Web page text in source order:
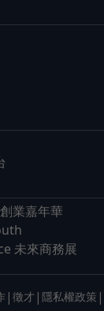
業嘉年華
未來商務展
| 徵才 | 隱私權政策 |